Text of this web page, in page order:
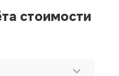
стоимости